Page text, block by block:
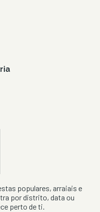
populares, arraiais e
por distrito, data ou
perto de ti.